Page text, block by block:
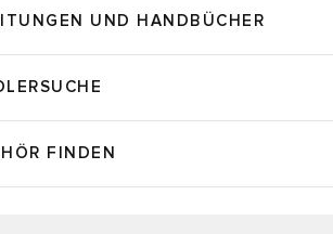
UND HANDBÜCHER
FINDEN